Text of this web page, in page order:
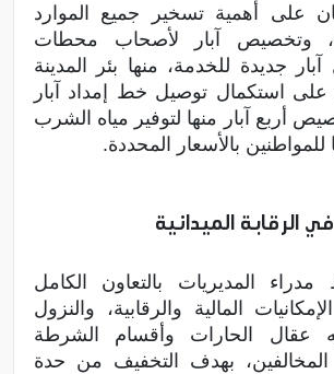
على أهمية تسخير جميع الموارد
وتخصيص آبار لأصحاب محطات
آبار جديدة للخدمة، منها بئر المدينة
على استكمال توصيل خط إمداد آبار
أربع آبار منها لتوفير مياه الشرب
بالأسعار المحددة.
الرقابة الميدانية
المديريات بالتعاون الكامل
المالية والرقابية، والنزول
عقال الحارات وأقسام الشرطة
بهدف التخفيف من حدة